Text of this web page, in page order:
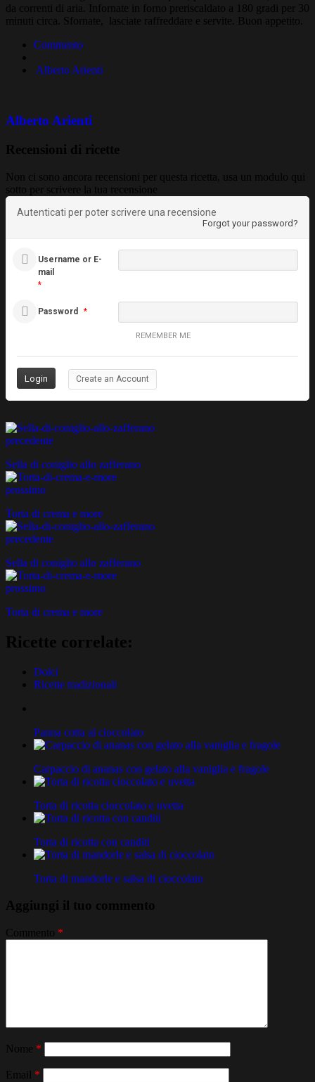
da correnti di aria. Infornate in forno preriscaldato a 180 gradi per 30
minuti circa. Sfornate, lasciate raffreddare e servite. Buon appetito.
Commento
Alberto Arienti
Alberto Arienti
Recensioni di ricette
Non ci sono ancora recensioni per questa ricetta, usa un modulo qui
sotto per scrivere la tua recensione
Autenticati per poter scrivere una recensione
Forgot your password?
Username or E-
mail
*
Password *
REMEMBER ME
Create an Account
precedente
Sella di coniglio allo zafferano
prossimo
Torta di crema e more
precedente
Sella di coniglio allo zafferano
prossimo
Torta di crema e more
Ricette correlate:
Dolci
Ricette tradizionali
Panna cotta al cioccolato
Carpaccio di ananas con gelato alla vaniglia e fragole
Torta di ricotta cioccolato e uvetta
Torta di ricotta con canditi
Torta di mandorle e salsa di cioccolato
Aggiungi il tuo commento
Commento *
Nome *
Email *